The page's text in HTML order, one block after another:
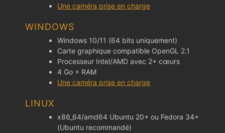
Une caméra prise en charge
WINDOWS
Windows 10/11 (64 bits uniquement)
Carte graphique compatible OpenGL 2.1
Processeur Intel/AMD avec 2+ cœurs
4 Go + RAM
Une caméra prise en charge
LINUX
x86_64/amd64 Ubuntu 20+ ou Fedora 34+
(Ubuntu recommandé)